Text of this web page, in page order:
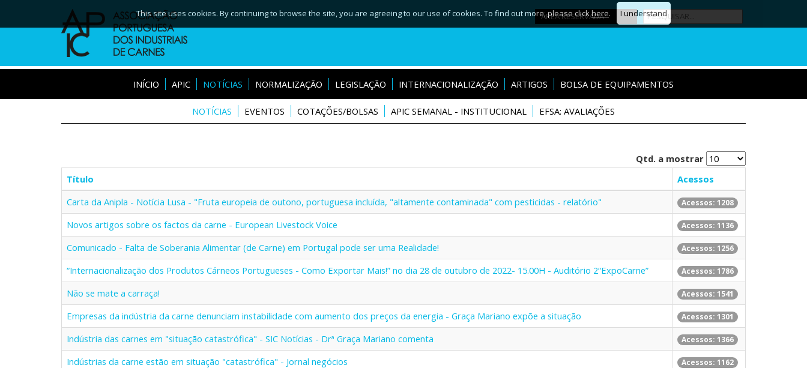
ÁREA RESERVADA
INÍCIO APIC NOTÍCIAS NORMALIZAÇÃO LEGISLAÇÃO INTERNACIONALIZAÇÃO ARTIGOS BOLSA DE EQUIPAMENTOS
NOTÍCIAS EVENTOS COTAÇÕES/BOLSAS APIC SEMANAL - INSTITUCIONAL EFSA: AVALIAÇÕES
Qtd. a mostrar
Título
Acessos
Carta da Anipla - Notícia Lusa - "Fruta europeia de outono, portuguesa incluída, "altamente contaminada" com pesticidas - relatório"
Acessos: 1208
Novos artigos sobre os factos da carne - European Livestock Voice Acessos: 1136
Comunicado - Falta de Soberania Alimentar (de Carne) em Portugal pode ser uma Realidade! Acessos: 1256
“Internacionalização dos Produtos Cárneos Portugueses - Como Exportar Mais!” no dia 28 de outubro de 2022- 15.00H - Auditório 2“ExpoCarne” Acessos: 1786
Não se mate a carraça! Acessos: 1541
Empresas da indústria da carne denunciam instabilidade com aumento dos preços da energia - Graça Mariano expõe a situação Acessos: 1301
Indústria das carnes em "situação catastrófica" - SIC Notícias - Drª Graça Mariano comenta Acessos: 1366
Indústrias da carne estão em situação "catastrófica" - Jornal negócios Acessos: 1162
This site uses cookies. By continuing to browse the site, you are agreeing to our use of cookies. To find out more, please clickhere. I understand